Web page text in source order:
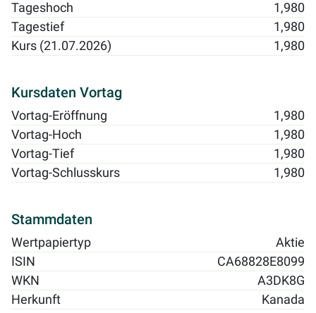
Tageshoch
1,980
Tagestief
1,980
Kurs (21.07.2026)
1,980
Kursdaten Vortag
Vortag-Eröffnung
1,980
Vortag-Hoch
1,980
Vortag-Tief
1,980
Vortag-Schlusskurs
1,980
Stammdaten
Wertpapiertyp
Aktie
ISIN
CA68828E8099
WKN
A3DK8G
Herkunft
Kanada